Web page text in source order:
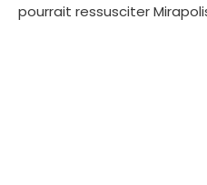
pourrait ressusciter